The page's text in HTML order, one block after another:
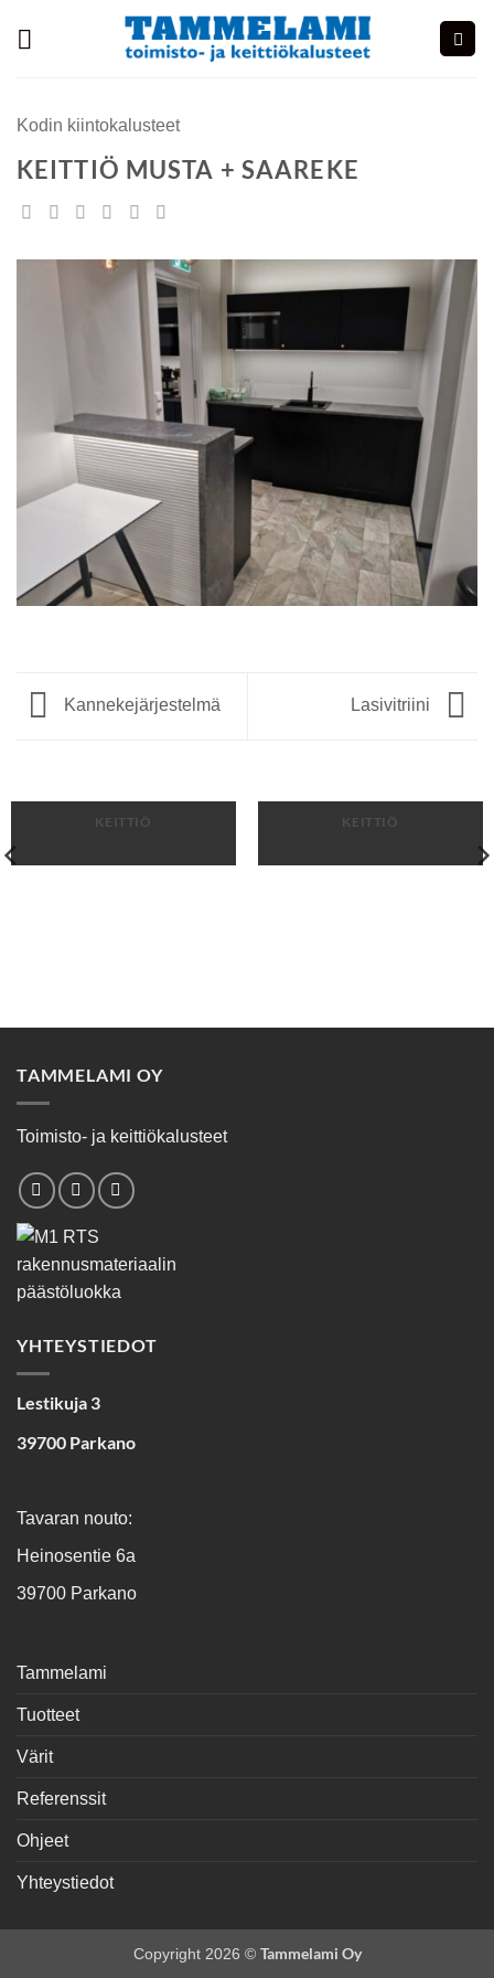
Kodin kiintokalusteet
KEITTIÖ MUSTA + SAAREKE
Kannekejärjestelmä Lasivitriini
KEITTIÖ KEITTIÖ
TAMMELAMI OY
Toimisto- ja keittiökalusteet
YHTEYSTIEDOT
Lestikuja 3
39700 Parkano
Tavaran nouto:
Heinosentie 6a
39700 Parkano
Tammelami
Tuotteet
Värit
Referenssit
Ohjeet
Yhteystiedot
Copyright 2026 © Tammelami Oy